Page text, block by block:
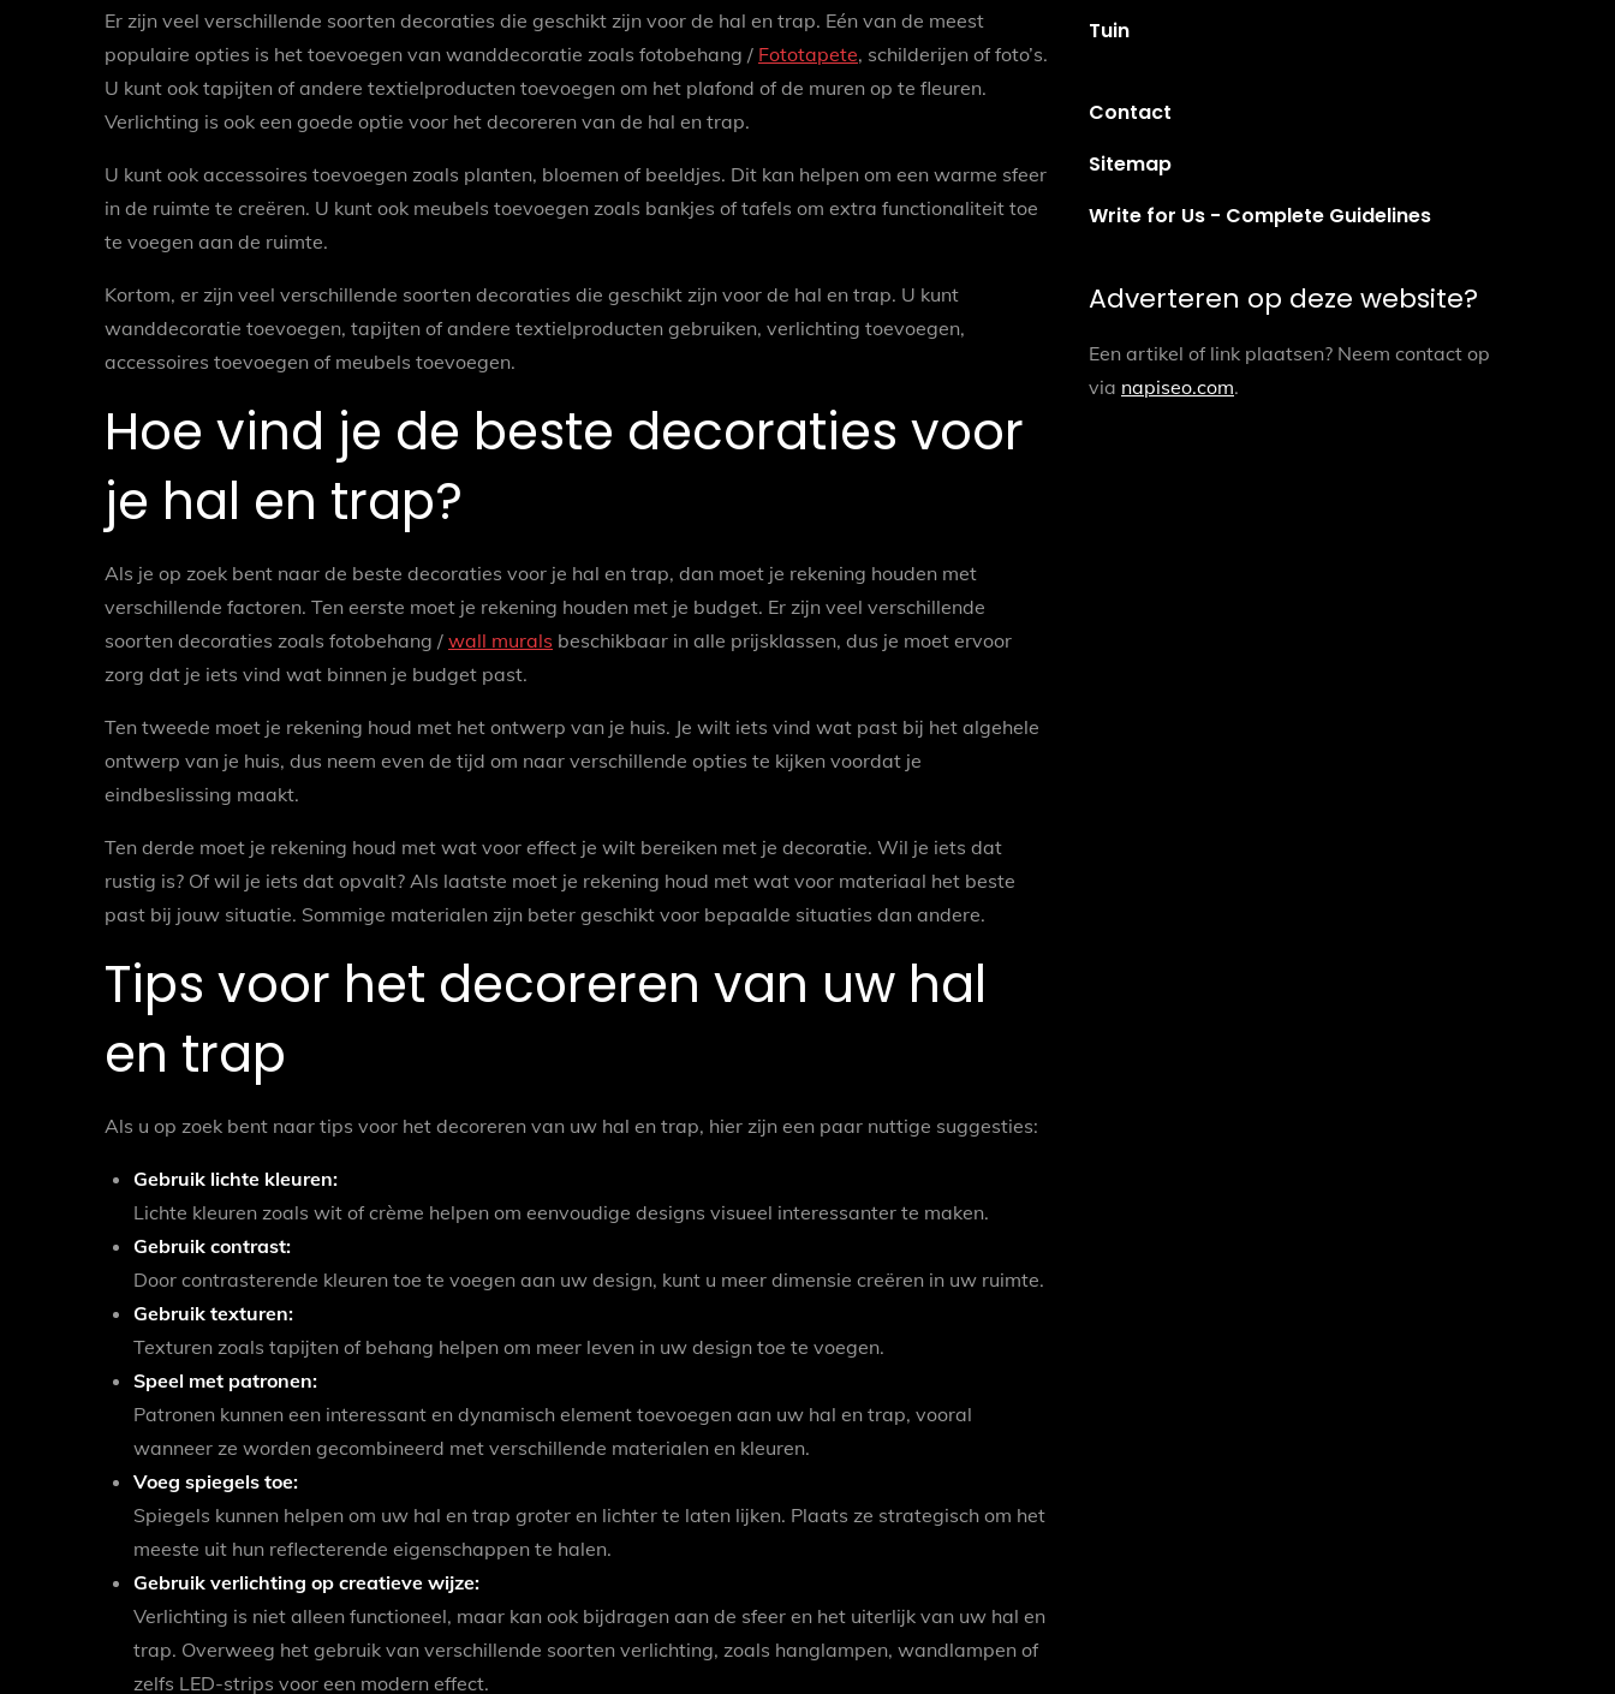
Er zijn veel verschillende soorten decoraties die geschikt zijn voor de hal en trap. Eén van de meest
populaire opties is het toevoegen van wanddecoratie zoals fotobehang / Fototapete, schilderijen of foto’s.
U kunt ook tapijten of andere textielproducten toevoegen om het plafond of de muren op te fleuren.
Verlichting is ook een goede optie voor het decoreren van de hal en trap.
U kunt ook accessoires toevoegen zoals planten, bloemen of beeldjes. Dit kan helpen om een warme sfeer
in de ruimte te creëren. U kunt ook meubels toevoegen zoals bankjes of tafels om extra functionaliteit toe
te voegen aan de ruimte.
Kortom, er zijn veel verschillende soorten decoraties die geschikt zijn voor de hal en trap. U kunt
wanddecoratie toevoegen, tapijten of andere textielproducten gebruiken, verlichting toevoegen,
accessoires toevoegen of meubels toevoegen.
Hoe vind je de beste decoraties voor
je hal en trap?
Als je op zoek bent naar de beste decoraties voor je hal en trap, dan moet je rekening houden met
verschillende factoren. Ten eerste moet je rekening houden met je budget. Er zijn veel verschillende
soorten decoraties zoals fotobehang / wall murals beschikbaar in alle prijsklassen, dus je moet ervoor
zorg dat je iets vind wat binnen je budget past.
Ten tweede moet je rekening houd met het ontwerp van je huis. Je wilt iets vind wat past bij het algehele
ontwerp van je huis, dus neem even de tijd om naar verschillende opties te kijken voordat je
eindbeslissing maakt.
Ten derde moet je rekening houd met wat voor effect je wilt bereiken met je decoratie. Wil je iets dat
rustig is? Of wil je iets dat opvalt? Als laatste moet je rekening houd met wat voor materiaal het beste
past bij jouw situatie. Sommige materialen zijn beter geschikt voor bepaalde situaties dan andere.
Tips voor het decoreren van uw hal
en trap
Als u op zoek bent naar tips voor het decoreren van uw hal en trap, hier zijn een paar nuttige suggesties:
Gebruik lichte kleuren:
Lichte kleuren zoals wit of crème helpen om eenvoudige designs visueel interessanter te maken.
Gebruik contrast:
Door contrasterende kleuren toe te voegen aan uw design, kunt u meer dimensie creëren in uw ruimte.
Gebruik texturen:
Texturen zoals tapijten of behang helpen om meer leven in uw design toe te voegen.
Speel met patronen:
Patronen kunnen een interessant en dynamisch element toevoegen aan uw hal en trap, vooral
wanneer ze worden gecombineerd met verschillende materialen en kleuren.
Voeg spiegels toe:
Spiegels kunnen helpen om uw hal en trap groter en lichter te laten lijken. Plaats ze strategisch om het
meeste uit hun reflecterende eigenschappen te halen.
Gebruik verlichting op creatieve wijze:
Verlichting is niet alleen functioneel, maar kan ook bijdragen aan de sfeer en het uiterlijk van uw hal en
trap. Overweeg het gebruik van verschillende soorten verlichting, zoals hanglampen, wandlampen of
zelfs LED-strips voor een modern effect.
Tuin
Contact
Sitemap
Write for Us - Complete Guidelines
Adverteren op deze website?
Een artikel of link plaatsen? Neem contact op
via napiseo.com.